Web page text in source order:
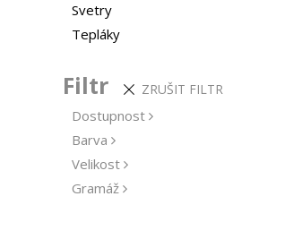
Svetry
Tepláky
Filtr ZRUŠIT FILTR
Dostupnost
Barva
Velikost
Gramáž